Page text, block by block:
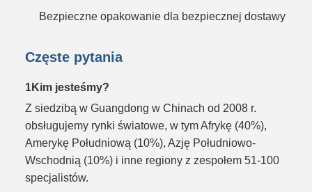
Bezpieczne opakowanie dla bezpiecznej dostawy
Częste pytania
1Kim jesteśmy?
Z siedzibą w Guangdong w Chinach od 2008 r.
obsługujemy rynki światowe, w tym Afrykę (40%),
Amerykę Południową (10%), Azję Południowo-
Wschodnią (10%) i inne regiony z zespołem 51-100
specjalistów.